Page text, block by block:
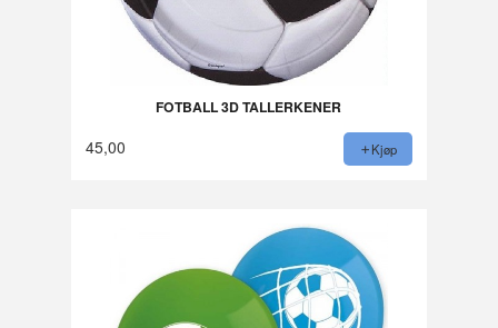
FOTBALL 3D TALLERKENER
45,00 Kjøp